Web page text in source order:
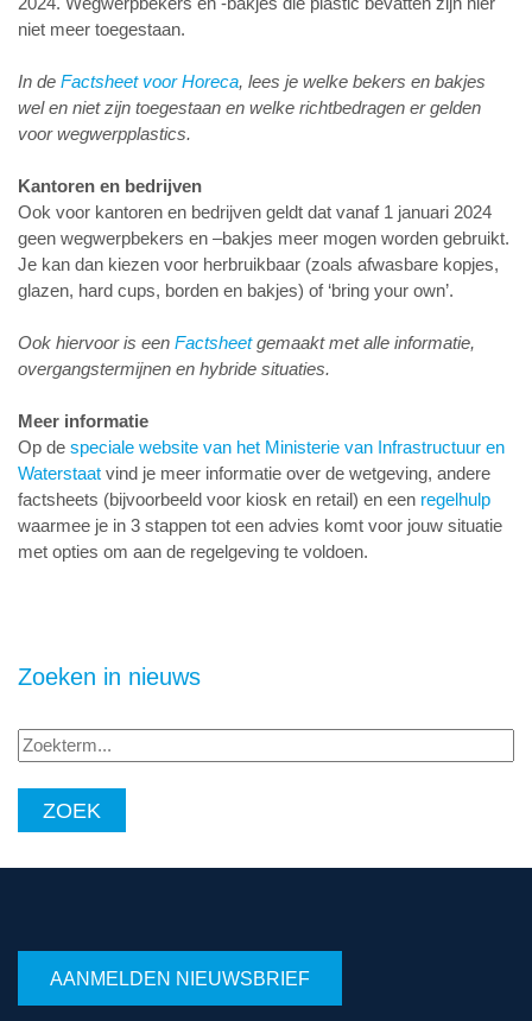
niet meer toegestaan.
In de Factsheet voor Horeca, lees je welke bekers en bakjes
wel en niet zijn toegestaan en welke richtbedragen er gelden
voor wegwerpplastics.
Kantoren en bedrijven
Ook voor kantoren en bedrijven geldt dat vanaf 1 januari 2024
geen wegwerpbekers en –bakjes meer mogen worden gebruikt.
Je kan dan kiezen voor herbruikbaar (zoals afwasbare kopjes,
glazen, hard cups, borden en bakjes) of ‘bring your own’.
Ook hiervoor is een Factsheetgemaakt met alle informatie,
overgangstermijnen en hybride situaties.
Meer informatie
Op de speciale website van het Ministerie van Infrastructuur en
Waterstaat vind je meer informatie over de wetgeving, andere
factsheets (bijvoorbeeld voor kiosk en retail) en een regelhulp
waarmee je in 3 stappen tot een advies komt voor jouw situatie
met opties om aan de regelgeving te voldoen.
Zoeken in nieuws
AANMELDEN NIEUWSBRIEF